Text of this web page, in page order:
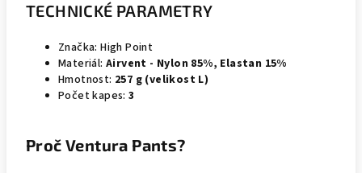
TECHNICKÉ PARAMETRY
Značka: High Point
Materiál: Airvent - Nylon 85%, Elastan 15%
Hmotnost: 257 g (velikost L)
Počet kapes: 3
Proč Ventura Pants?